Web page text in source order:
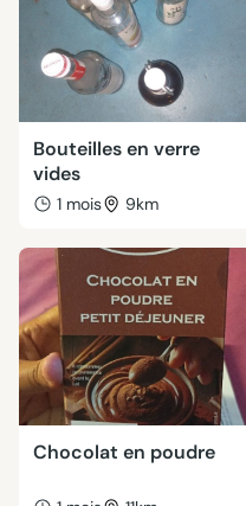
Bouteilles en verre
vides
1 mois 9km
Chocolat en poudre